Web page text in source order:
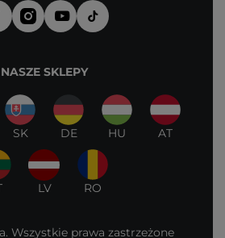
NASZE SKLEPY
SK DE HU AT
LV RO
Wszystkie prawa zastrzeżone